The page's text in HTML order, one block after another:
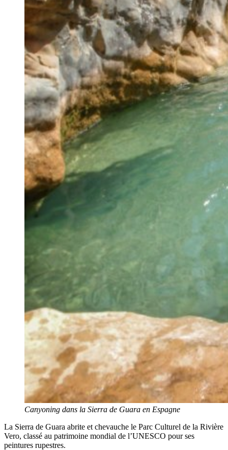
Canyoning dans la Sierra de Guara en Espagne
La Sierra de Guara abrite et chevauche le Parc Culturel de la Rivière
Vero, classé au patrimoine mondial de l’UNESCO pour ses
peintures rupestres.